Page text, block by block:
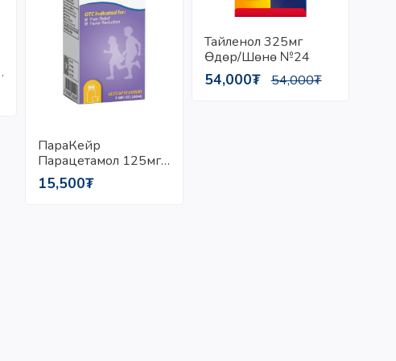
ПараКейр
Парацетамол 125мг/
Сироп 5мл/100мл
15,500₮
Тайленол 325мг
Өдөр/Шөнө №24
54,000₮ 54,000₮